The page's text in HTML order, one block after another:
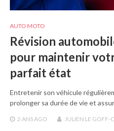
AUTO MOTO
Révision
pour maintenir
parfait état
Entretenir son véhicule
prolonger sa durée de vie et
2 ANS AGO JULIEN LE GOFF-